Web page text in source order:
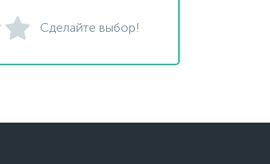
Сделайте выбор!